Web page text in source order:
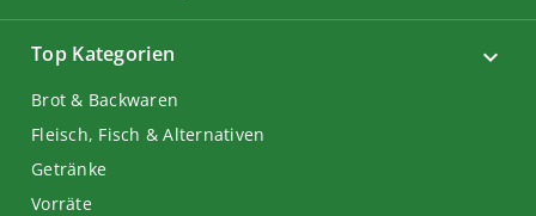
Top Kategorien
Brot & Backwaren
Fleisch, Fisch & Alternativen
Getränke
Vorräte